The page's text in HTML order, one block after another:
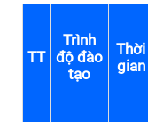
TT
Trình
độ đào
tạo
Thời
gian